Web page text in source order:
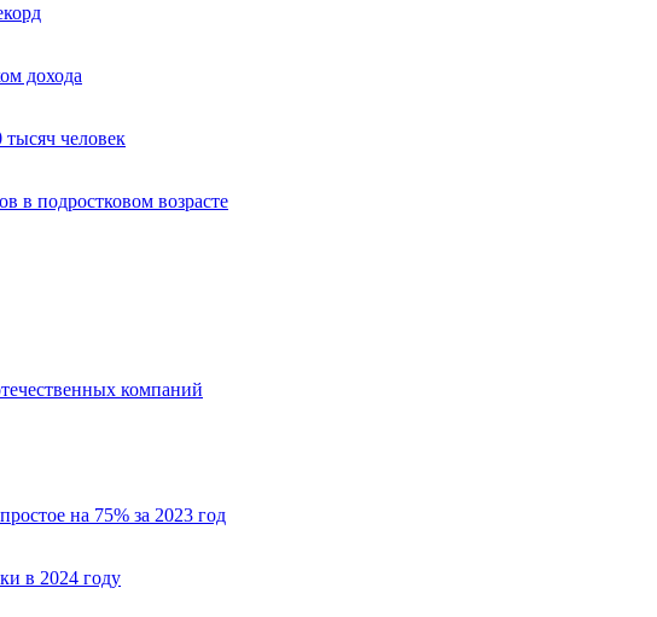
дохода
человек
в подростковом возрасте
компаний
на 75% за 2023 год
в 2024 году